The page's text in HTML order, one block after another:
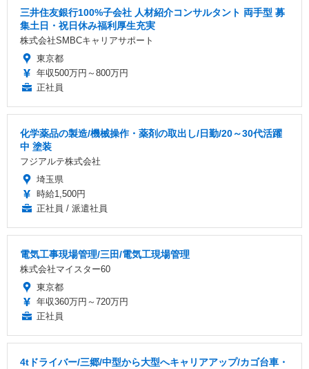
三井住友銀行100%子会社 人材紹介コンサルタント 両手型 募
集土日・祝日休み福利厚生充実
株式会社SMBCキャリアサポート
東京都
年収500万円～800万円
正社員
化学薬品の製造/機械操作・薬剤の取出し/日勤/20～30代活躍
中 塗装
フジアルテ株式会社
埼玉県
時給1,500円
正社員 / 派遣社員
電気工事現場管理/三田/電気工現場管理
株式会社マイスター60
東京都
年収360万円～720万円
正社員
4tドライバー/三郷/中型から大型へキャリアアップ/カゴ台車・